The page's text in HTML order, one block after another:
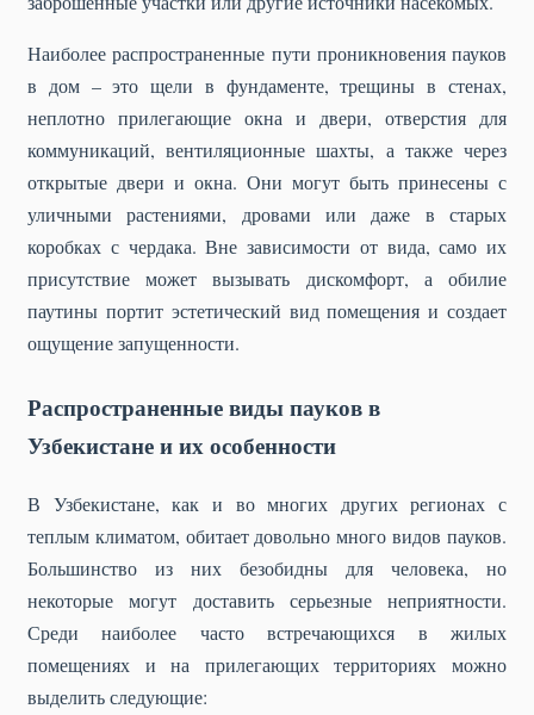
Наиболее распространенные пути проникновения пауков
в дом – это щели в фундаменте, трещины в стенах,
неплотно прилегающие окна и двери, отверстия для
коммуникаций, вентиляционные шахты, а также через
открытые двери и окна. Они могут быть принесены с
уличными растениями, дровами или даже в старых
коробках с чердака. Вне зависимости от вида, само их
присутствие может вызывать дискомфорт, а обилие
паутины портит эстетический вид помещения и создает
ощущение запущенности.
Распространенные виды пауков в
Узбекистане и их особенности
В Узбекистане, как и во многих других регионах с
теплым климатом, обитает довольно много видов пауков.
Большинство из них безобидны для человека, но
некоторые могут доставить серьезные неприятности.
Среди наиболее часто встречающихся в жилых
помещениях и на прилегающих территориях можно
выделить следующие: